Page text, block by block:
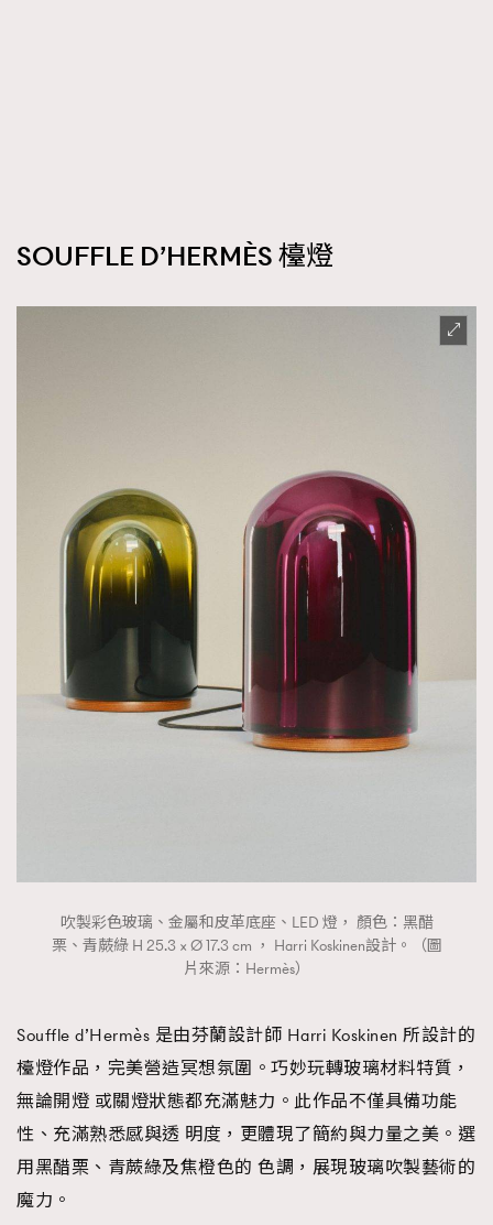
SOUFFLE D’HERMÈS 檯燈
吹製彩色玻璃、金屬和皮革底座、LED 燈， 顏色：黑醋
栗、青蕨綠 H 25.3 × Ø 17.3 cm ， Harri Koskinen設計。（圖
片來源：Hermès）
Souffle d’Hermès 是由芬蘭設計師 Harri Koskinen 所設計的
檯燈作品，完美營造冥想氛圍。巧妙玩轉玻璃材料特質，
無論開燈 或關燈狀態都充滿魅力。此作品不僅具備功能
性、充滿熟悉感與透 明度，更體現了簡約與力量之美。選
用黑醋栗、青蕨綠及焦橙色的 色調，展現玻璃吹製藝術的
魔力。